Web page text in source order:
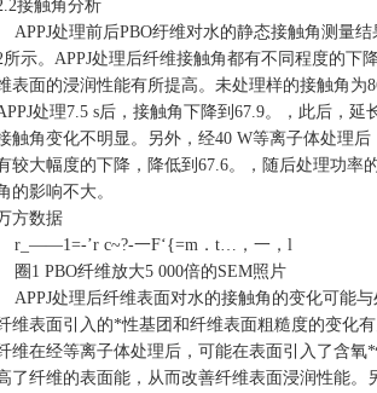
接触角分析
APPJ处理前后PBO纡维对水的静态接触角测量结
所示。APPJ处理后纤维接触角都有不同程度的下
表面的浸润性能有所提高。未处理样的接触角为
处理7.5 s后，接触角下降到67.9。，此后，延
触角变化不明显。另外，经40 W等离子体处理后
较大幅度的下降，降低到67.6。，随后处理功率
的影响不大。
方数据
r_——1=-’r c~?-一F‘{=m．t…，一，l
圈1 PBO纤维放大5 000倍的SEM照片
APPJ处理后纤维表面对水的接触角的变化可能与
维表面引入的*性基团和纤维表面粗糙度的变化
维在经等离子体处理后，可能在表面引入了含氧
了纤维的表面能，从而改善纤维表面浸润性能。